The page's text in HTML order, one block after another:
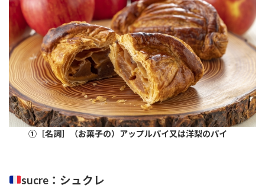
①［名詞］（お菓子の）アップルパイ又は洋梨のパイ
sucre：シュクレ